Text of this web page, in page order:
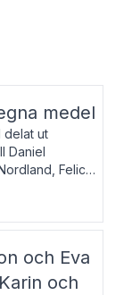
medel
delat ut
Daniel
Felicia
och Eva
och